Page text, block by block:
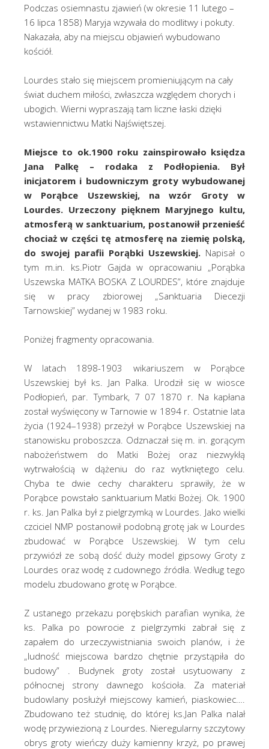
Podczas osiemnastu zjawień (w okresie 11 lutego –
16 lipca 1858) Maryja wzywała do modlitwy i pokuty.
Nakazała, aby na miejscu objawień wybudowano
kościół.
Lourdes stało się miejscem promieniującym na cały
świat duchem miłości, zwłaszcza względem chorych i
ubogich. Wierni wypraszają tam liczne łaski dzięki
wstawiennictwu Matki Najświętszej.
Miejsce to ok.1900 roku zainspirowało księdza
Jana Palkę – rodaka z Podłopienia. Był
inicjatorem i budowniczym groty wybudowanej
w Porąbce Uszewskiej, na wzór Groty w
Lourdes. Urzeczony pięknem Maryjnego kultu,
atmosferą w sanktuarium, postanowił przenieść
chociaż w części tę atmosferę na ziemię polską,
do swojej parafii Porąbki Uszewskiej. Napisał o
tym m.in. ks.Piotr Gajda w opracowaniu „Porąbka
Uszewska MATKA BOSKA Z LOURDES”, które znajduje
się w pracy zbiorowej „Sanktuaria Diecezji
Tarnowskiej” wydanej w 1983 roku.
Poniżej fragmenty opracowania.
W latach 1898-1903 wikariuszem w Porąbce
Uszewskiej był ks. Jan Palka. Urodził się w wiosce
Podłopień, par. Tymbark, 7 07 1870 r. Na kapłana
został wyświęcony w Tarnowie w 1894 r. Ostatnie lata
życia (1924–1938) przeżył w Porąbce Uszewskiej na
stanowisku proboszcza. Odznaczał się m. in. gorącym
nabożeństwem do Matki Bożej oraz niezwykłą
wytrwałością w dążeniu do raz wytkniętego celu.
Chyba te dwie cechy charakteru sprawiły, że w
Porąbce powstało sanktuarium Matki Bożej. Ok. 1900
r. ks. Jan Palka był z pielgrzymką w Lourdes. Jako wielki
czciciel NMP postanowił podobną grotę jak w Lourdes
zbudować w Porąbce Uszewskiej. W tym celu
przywiózł ze sobą dość duży model gipsowy Groty z
Lourdes oraz wodę z cudownego źródła. Według tego
modelu zbudowano grotę w Porąbce.
Z ustanego przekazu porębskich parafian wynika, że
ks. Palka po powrocie z pielgrzymki zabrał się z
zapałem do urzeczywistniania swoich planów, i że
„ludność miejscowa bardzo chętnie przystąpiła do
budowy” . Budynek groty został usytuowany z
północnej strony dawnego kościoła. Za materiał
budowlany posłużył miejscowy kamień, piaskowiec….
Zbudowano też studnię, do której ks.Jan Palka nalał
wodę przywiezioną z Lourdes. Nieregularny szczytowy
obrys groty wieńczy duży kamienny krzyż, po prawej